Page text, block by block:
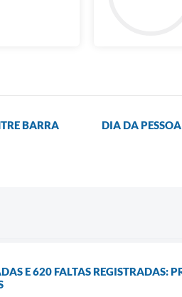
BARRA
DIA DA
E 620 FALTAS REGISTRADAS: